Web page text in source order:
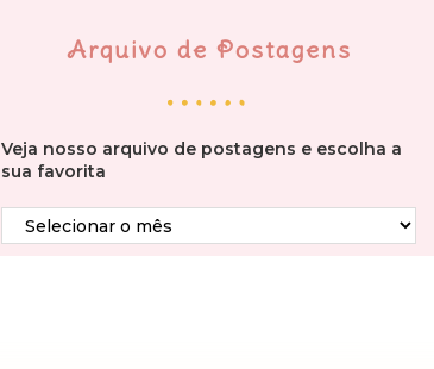
Arquivo de Postagens
Veja nosso arquivo de postagens e escolha a
sua favorita